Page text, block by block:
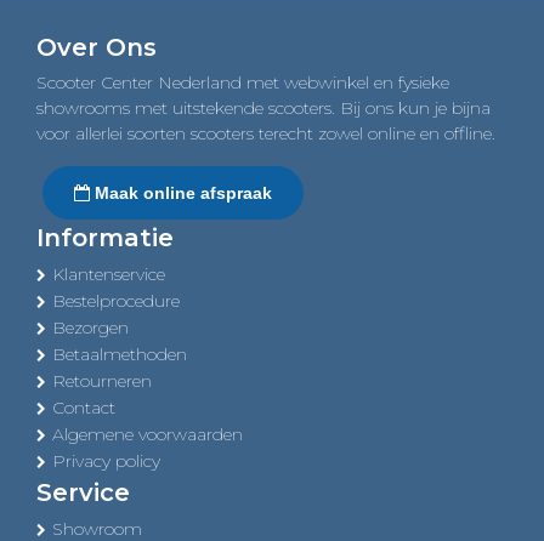
Over Ons
Scooter Center Nederland met webwinkel en fysieke
showrooms met uitstekende scooters. Bij ons kun je bijna
voor allerlei soorten scooters terecht zowel online en offline.
Maak online afspraak
Informatie
Klantenservice
Bestelprocedure
Bezorgen
Betaalmethoden
Retourneren
Contact
Algemene voorwaarden
Privacy policy
Service
Showroom